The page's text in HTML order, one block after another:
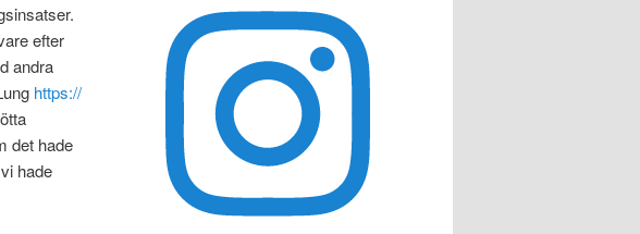
efter
andra
https://
det hade
hade